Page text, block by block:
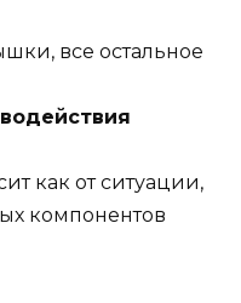
все остальное
как от ситуации,
компонентов